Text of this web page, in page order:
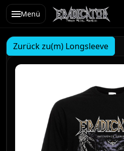
Menü
Zurück zu(m) Longsleeve